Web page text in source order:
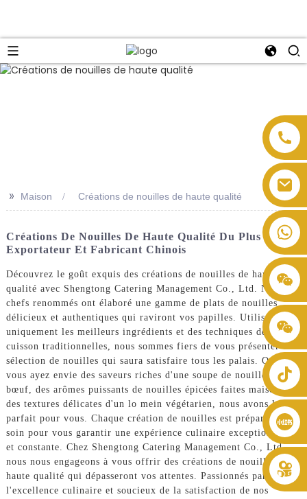
+86 8619946512999
>> Maison Créations de nouilles de haute qualité
Créations De Nouilles De Haute Qualité Du Plus Grand
Exportateur Et Fabricant Chinois
Découvrez le goût exquis des créations de nouilles de haute
qualité avec Shengtong Catering Management Co., Ltd. Nos
chefs renommés ont élaboré une gamme de plats de nouilles
délicieux et authentiques qui raviront vos papilles. Utilisant
uniquement les meilleurs ingrédients et des techniques de
cuisson traditionnelles, nous sommes fiers de vous présenter une
sélection de nouilles qui saura satisfaire tous les palais. Que
vous ayez envie des saveurs riches d'une soupe de nouilles au
bœuf, des arômes puissants de nouilles épicées faites maison ou
des textures délicates d'un lo mein végétarien, nous avons le plat
parfait pour vous. Chaque création de nouilles est préparée avec
soin pour vous garantir une expérience culinaire exceptionnelle
et constante. Chez Shengtong Catering Management Co., Ltd.,
nous nous engageons à vous offrir des créations de nouilles de
haute qualité qui dépasseront vos attentes. Passionnés par
l'excellence culinaire et soucieux de la satisfaction de nos